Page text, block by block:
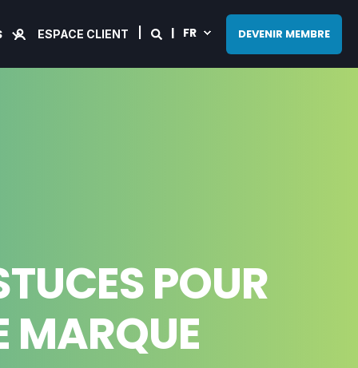
ESPACE CLIENT FR DEVENIR MEMBRE
POUR
MARQUE